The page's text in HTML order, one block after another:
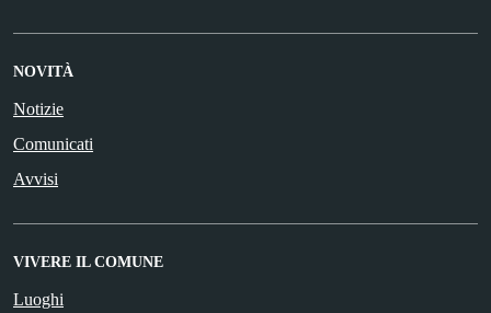
NOVITÀ
Notizie
Comunicati
Avvisi
VIVERE IL COMUNE
Luoghi